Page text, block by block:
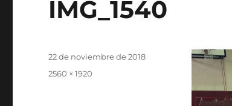
IMG_1540
Publicado
22 de noviembre de 2018
Tamaño
2560 × 1920